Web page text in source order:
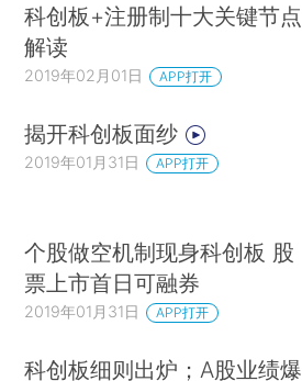
科创板+注册制十大关键节点
解读
2019年02月01日 APP打开
揭开科创板面纱
2019年01月31日 APP打开
个股做空机制现身科创板 股
票上市首日可融券
2019年01月31日 APP打开
科创板细则出炉；A股业绩爆